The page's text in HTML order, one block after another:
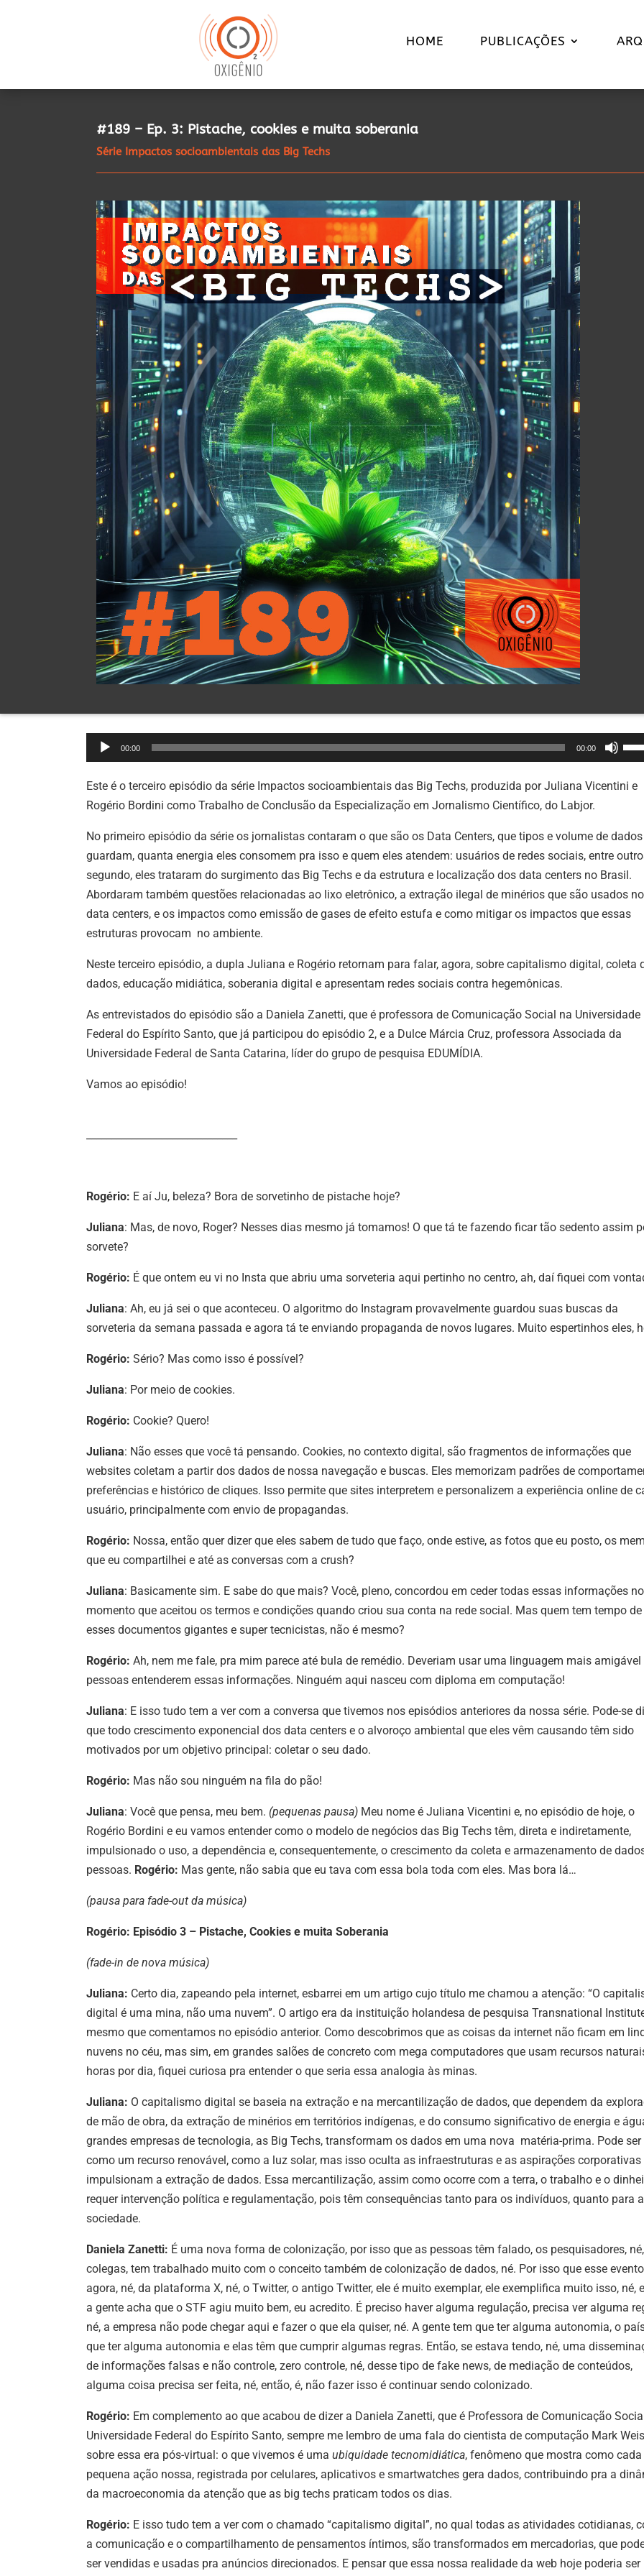
HOME PUBLICAÇÕES
#189 – Ep. 3: Pistache, cookies e muita soberania
Série Impactos socioambientais das Big Techs
Tocador
de
áudio
00:00 00:00
Use
as
setas
ou
baixo
Este é o terceiro episódio da série Impactos socioambientais das Big Techs, produzida por Juliana Vicentini e
Rogério Bordini como Trabalho de Conclusão da Especialização em Jornalismo Científico, do Labjor.
No primeiro episódio da série os jornalistas contaram o que são os Data Centers, que tipos e volume de
guardam, quanta energia eles consomem pra isso e quem eles atendem: usuários de redes sociais, entre
segundo, eles trataram do surgimento das Big Techs e da estrutura e localização dos data centers no Brasil.
Abordaram também questões relacionadas ao lixo eletrônico, a extração ilegal de minérios que são usados
data centers, e os impactos como emissão de gases de efeito estufa e como mitigar os impactos que essas
estruturas provocam no ambiente.
Neste terceiro episódio, a dupla Juliana e Rogério retornam para falar, agora, sobre capitalismo digital, coleta
dados, educação midiática, soberania digital e apresentam redes sociais contra hegemônicas.
As entrevistados do episódio são a Daniela Zanetti, que é professora de Comunicação Social na Universidade
Federal do Espírito Santo, que já participou do episódio 2, e a Dulce Márcia Cruz, professora Associada da
Universidade Federal de Santa Catarina, líder do grupo de pesquisa EDUMÍDIA.
Vamos ao episódio!
Rogério: E aí Ju, beleza? Bora de sorvetinho de pistache hoje?
Juliana: Mas, de novo, Roger? Nesses dias mesmo já tomamos! O que tá te fazendo ficar tão sedento assim
sorvete?
Rogério: É que ontem eu vi no Insta que abriu uma sorveteria aqui pertinho no centro, ah, daí fiquei com
Juliana: Ah, eu já sei o que aconteceu. O algoritmo do Instagram provavelmente guardou suas buscas da
sorveteria da semana passada e agora tá te enviando propaganda de novos lugares. Muito espertinhos eles,
Rogério: Sério? Mas como isso é possível?
Juliana: Por meio de cookies.
Rogério: Cookie? Quero!
Juliana: Não esses que você tá pensando. Cookies, no contexto digital, são fragmentos de informações que
websites coletam a partir dos dados de nossa navegação e buscas. Eles memorizam padrões de
preferências e histórico de cliques. Isso permite que sites interpretem e personalizem a experiência online de
usuário, principalmente com envio de propagandas.
Rogério: Nossa, então quer dizer que eles sabem de tudo que faço, onde estive, as fotos que eu posto, os
que eu compartilhei e até as conversas com a crush?
Juliana: Basicamente sim. E sabe do que mais? Você, pleno, concordou em ceder todas essas informações no
momento que aceitou os termos e condições quando criou sua conta na rede social. Mas quem tem tempo de
esses documentos gigantes e super tecnicistas, não é mesmo?
Rogério: Ah, nem me fale, pra mim parece até bula de remédio. Deveriam usar uma linguagem mais amigável
pessoas entenderem essas informações. Ninguém aqui nasceu com diploma em computação!
Juliana: E isso tudo tem a ver com a conversa que tivemos nos episódios anteriores da nossa série. Pode-se
que todo crescimento exponencial dos data centers e o alvoroço ambiental que eles vêm causando têm sido
motivados por um objetivo principal: coletar o seu dado.
Rogério: Mas não sou ninguém na fila do pão!
Juliana: Você que pensa, meu bem. (pequenas pausa) Meu nome é Juliana Vicentini e, no episódio de hoje, o
Rogério Bordini e eu vamos entender como o modelo de negócios das Big Techs têm, direta e indiretamente,
impulsionado o uso, a dependência e, consequentemente, o crescimento da coleta e armazenamento de
pessoas. Rogério: Mas gente, não sabia que eu tava com essa bola toda com eles. Mas bora lá…
(pausa para fade-out da música)
Rogério: Episódio 3 – Pistache, Cookies e muita Soberania
(fade-in de nova música)
Juliana: Certo dia, zapeando pela internet, esbarrei em um artigo cujo título me chamou a atenção: “O
digital é uma mina, não uma nuvem”. O artigo era da instituição holandesa de pesquisa Transnational
mesmo que comentamos no episódio anterior. Como descobrimos que as coisas da internet não ficam em
nuvens no céu, mas sim, em grandes salões de concreto com mega computadores que usam recursos
horas por dia, fiquei curiosa pra entender o que seria essa analogia às minas.
Juliana: O capitalismo digital se baseia na extração e na mercantilização de dados, que dependem da
de mão de obra, da extração de minérios em territórios indígenas, e do consumo significativo de energia e
grandes empresas de tecnologia, as Big Techs, transformam os dados em uma nova matéria-prima. Pode ser
como um recurso renovável, como a luz solar, mas isso oculta as infraestruturas e as aspirações corporativas
impulsionam a extração de dados. Essa mercantilização, assim como ocorre com a terra, o trabalho e o
requer intervenção política e regulamentação, pois têm consequências tanto para os indivíduos, quanto para a
sociedade.
Daniela Zanetti: É uma nova forma de colonização, por isso que as pessoas têm falado, os pesquisadores, né,
colegas, tem trabalhado muito com o conceito também de colonização de dados, né. Por isso que esse evento
agora, né, da plataforma X, né, o Twitter, o antigo Twitter, ele é muito exemplar, ele exemplifica muito isso, né,
a gente acha que o STF agiu muito bem, eu acredito. É preciso haver alguma regulação, precisa ver alguma
né, a empresa não pode chegar aqui e fazer o que ela quiser, né. A gente tem que ter alguma autonomia, o
que ter alguma autonomia e elas têm que cumprir algumas regras. Então, se estava tendo, né, uma
de informações falsas e não controle, zero controle, né, desse tipo de fake news, de mediação de conteúdos,
alguma coisa precisa ser feita, né, então, é, não fazer isso é continuar sendo colonizado.
Rogério: Em complemento ao que acabou de dizer a Daniela Zanetti, que é Professora de Comunicação
Universidade Federal do Espírito Santo, sempre me lembro de uma fala do cientista de computação Mark
sobre essa era pós-virtual: o que vivemos é uma ubiquidade tecnomidiática, fenômeno que mostra como cada
pequena ação nossa, registrada por celulares, aplicativos e smartwatches gera dados, contribuindo pra a
da macroeconomia da atenção que as big techs praticam todos os dias.
Rogério: E isso tudo tem a ver com o chamado “capitalismo digital”, no qual todas as atividades cotidianas,
a comunicação e o compartilhamento de pensamentos íntimos, são transformados em mercadorias, que
ser vendidas e usadas pra anúncios direcionados. E pensar que essa nossa realidade da web hoje poderia ser